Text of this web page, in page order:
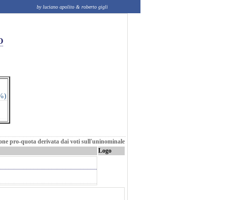
by luciano apolito & roberto gigli
pro-quota derivata dai voti sull'uninominale
Logo